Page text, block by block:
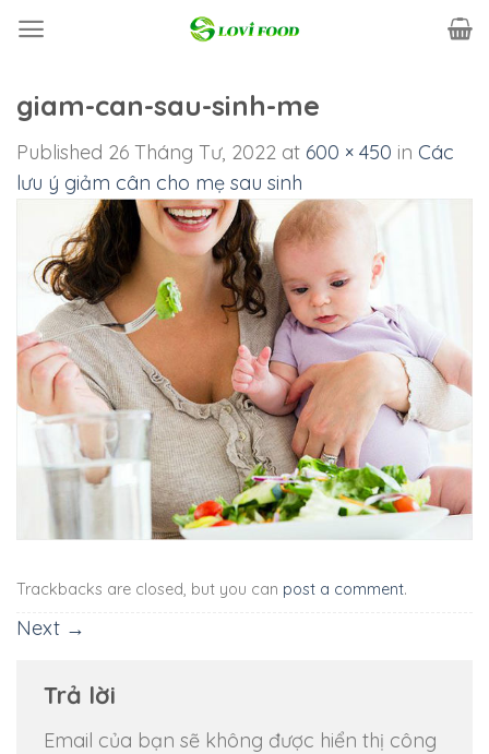
giam-can-sau-sinh-me
Published 26 Tháng Tư, 2022 at 600 × 450 in Các
lưu ý giảm cân cho mẹ sau sinh
Trackbacks are closed, but you can post a comment.
Next →
Trả lời
Email của bạn sẽ không được hiển thị công